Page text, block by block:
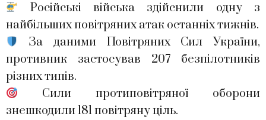
Російські війська здійснили одну з
найбільших повітряних атак останніх тижнів.
За даними Повітряних Сил України,
противник застосував 207 безпілотників
різних типів.
Сили протиповітряної оборони
знешкодили 181 повітряну ціль.